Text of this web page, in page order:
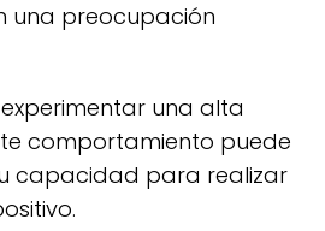
una preocupación
una alta
comportamiento puede
capacidad para realizar